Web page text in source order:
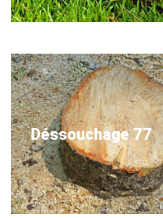
Déssouchage 77